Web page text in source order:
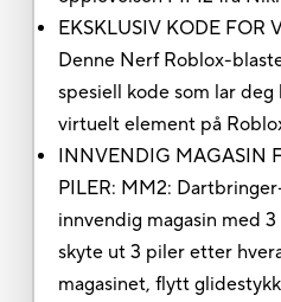
EKSKLUSIV KODE FOR
Denne Nerf Roblox-
spesiell kode som lar
virtuelt element på
INNVENDIG MAGASIN
PILER: MM2:
innvendig magasin med
skyte ut 3 piler etter
magasinet, flytt